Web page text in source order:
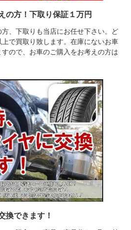
の方！下取り保証１万円
、下取りも当店にお任せ下さい。ど
で買取り致します。在庫にないお車
ので、お車のご購入をお考えの方は
換できます！